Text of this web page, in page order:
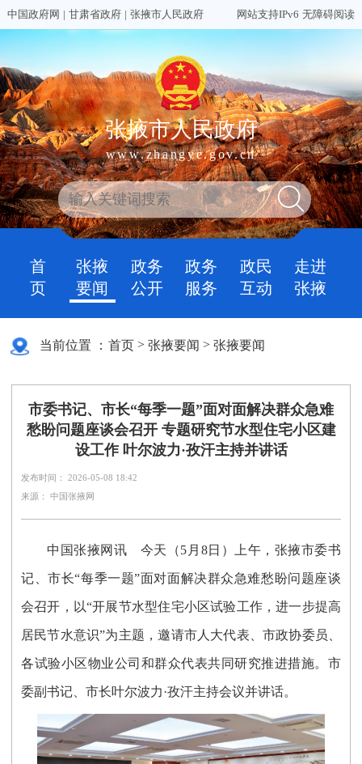
中国政府网 | 甘肃省政府 | 张掖市人民政府 网站支持IPv6 无障碍阅读
张掖市人民政府
www.zhangye.gov.cn
首
页
张掖
要闻
政务
公开
政务
服务
政民
互动
走进
张掖
当前位置 ： 首页 >张掖要闻 >张掖要闻
市委书记、市长“每季一题”面对面解决群众急难
愁盼问题座谈会召开 专题研究节水型住宅小区建
设工作 叶尔波力·孜汗主持并讲话
发布时间： 2026-05-08 18:42
来源： 中国张掖网
中国张掖网讯 今天（5月8日）上午，张掖市委书
记、市长“每季一题”面对面解决群众急难愁盼问题座谈
会召开，以“开展节水型住宅小区试验工作，进一步提高
居民节水意识”为主题，邀请市人大代表、市政协委员、
各试验小区物业公司和群众代表共同研究推进措施。市
委副书记、市长叶尔波力·孜汗主持会议并讲话。